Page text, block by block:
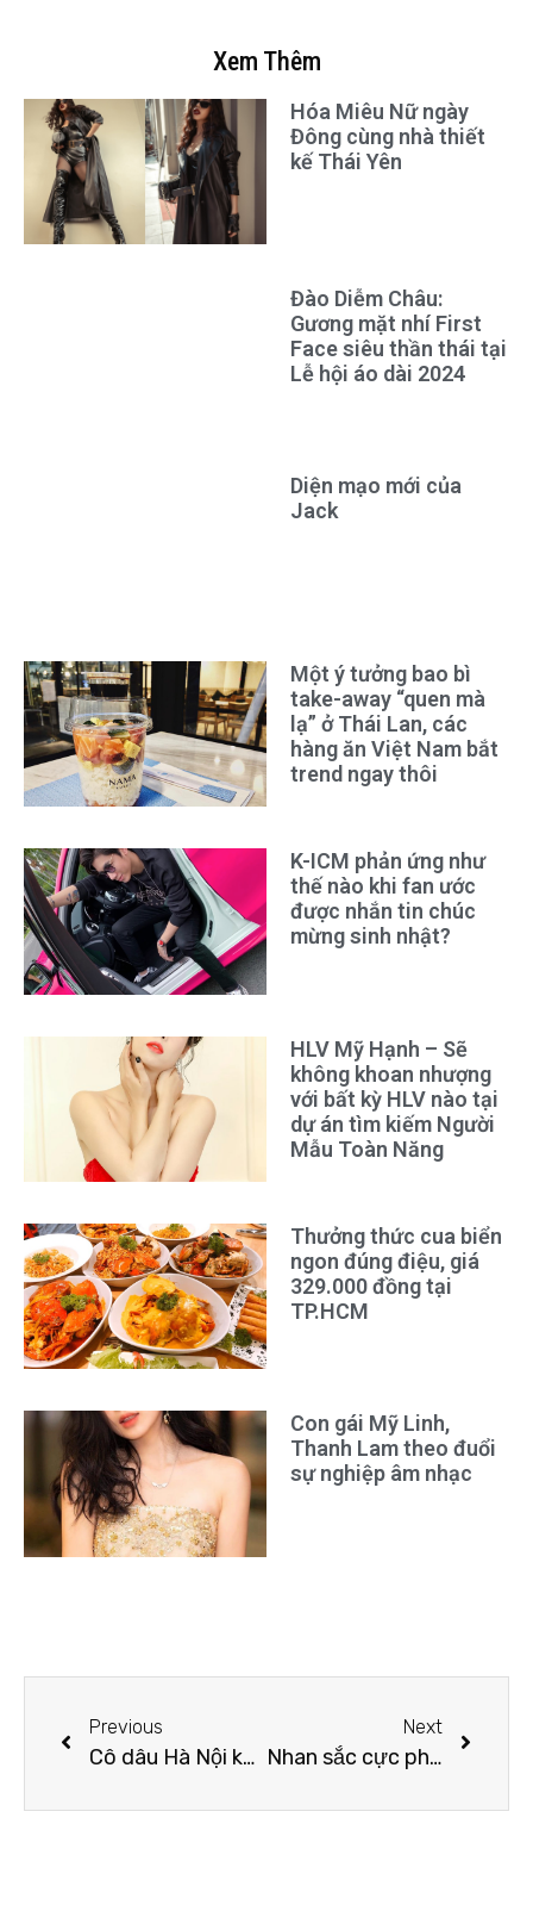
Xem Thêm
Hóa Miêu Nữ ngày
Đông cùng nhà thiết
kế Thái Yên
Đào Diễm Châu:
Gương mặt nhí First
Face siêu thần thái tại
Lễ hội áo dài 2024
Diện mạo mới của
Jack
Một ý tưởng bao bì
take-away “quen mà
lạ” ở Thái Lan, các
hàng ăn Việt Nam bắt
trend ngay thôi
K-ICM phản ứng như
thế nào khi fan ước
được nhắn tin chúc
mừng sinh nhật?
HLV Mỹ Hạnh – Sẽ
không khoan nhượng
với bất kỳ HLV nào tại
dự án tìm kiếm Người
Mẫu Toàn Năng
Thưởng thức cua biển
ngon đúng điệu, giá
329.000 đồng tại
TP.HCM
Con gái Mỹ Linh,
Thanh Lam theo đuổi
sự nghiệp âm nhạc
Previous
Cô dâu Hà Nội khoa dáng nuột dù đã là “gái 1 con”
Next
Nhan sắc cực phẩm của nữ giảng viên hot nhất Cần Thơ